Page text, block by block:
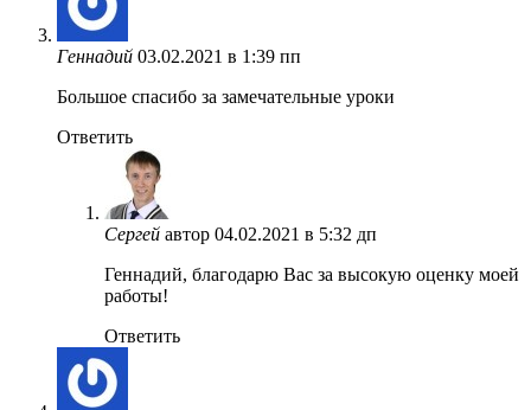
Геннадий 03.02.2021 в 1:39 пп
Большое спасибо за замечательные уроки
Ответить
Сергей автор 04.02.2021 в 5:32 дп
Геннадий, благодарю Вас за высокую оценку моей
работы!
Ответить